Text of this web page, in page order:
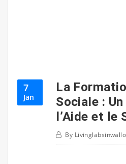
7
Jan
La
Sociale :
l’Aide et le
By